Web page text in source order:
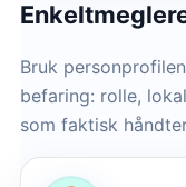
Bruk
befaring: rolle,
som faktisk